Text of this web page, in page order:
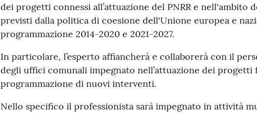
dei progetti connessi all’attuazione del PNRR e nell'ambito
previsti dalla politica di coesione dell'Unione europea e
programmazione 2014-2020 e 2021-2027.
In particolare, l’esperto affiancherà e collaborerà con il
degli uffici comunali impegnato nell’attuazione dei progetti
programmazione di nuovi interventi.
Nello specifico il professionista sarà impegnato in attività